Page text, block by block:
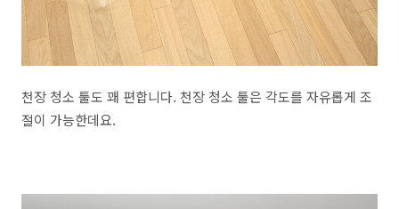
천장 청소 툴도 꽤 편합니다. 천장 청소 툴은 각도를 자유롭게 조
절이 가능한데요.